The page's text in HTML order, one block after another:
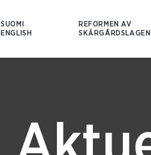
SUOMI
ENGLISH
REFORMEN AV
SKÄRGÅRDSLAGEN